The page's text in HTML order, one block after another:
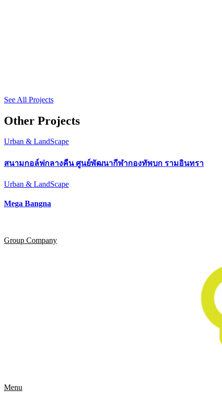
See All Projects
Other Projects
Urban & LandScape
สนามกอล์ฟกลางคืน ศูนย์พัฒนากีฬากองทัพบก รามอินทรา
Urban & LandScape
Mega Bangna
Group Company
Menu